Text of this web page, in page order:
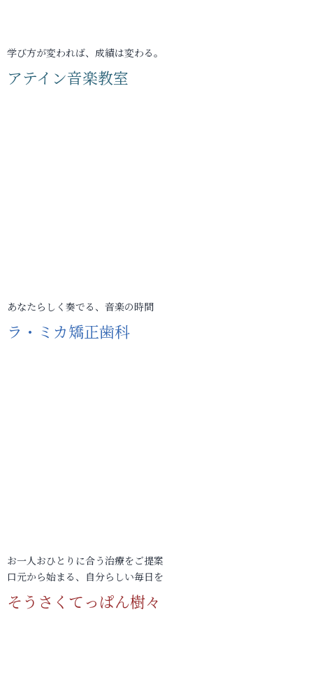
学び方が変われば、成績は変わる。
アテイン音楽教室
あなたらしく奏でる、音楽の時間
ラ・ミカ矯正歯科
お一人おひとりに合う治療をご提案
口元から始まる、自分らしい毎日を
そうさくてっぱん樹々